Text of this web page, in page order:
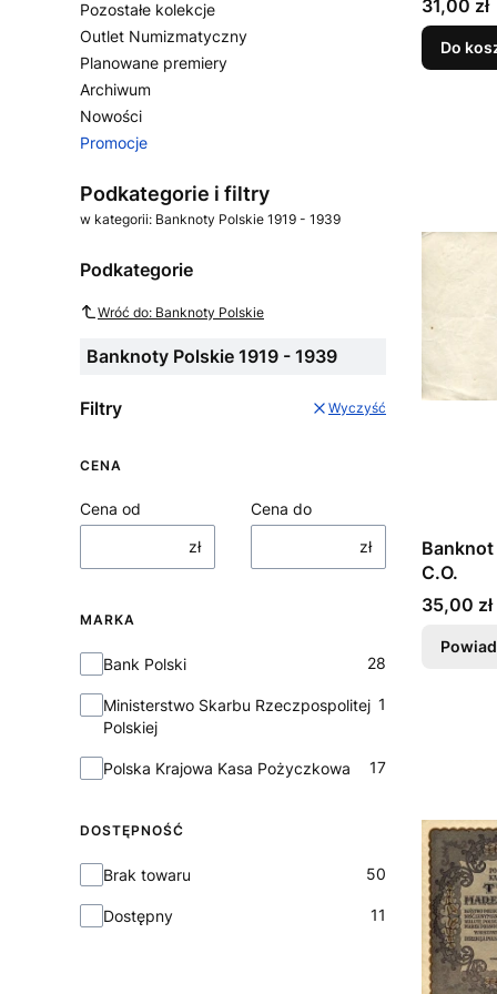
Pozostałe kolekcje
Outlet Numizmatyczny
Planowane premiery
Archiwum
Nowości
Promocje
Podkategorie i filtry
w kategorii: Banknoty Polskie 1919 - 1939
Podkategorie
Wróć do: Banknoty Polskie
Banknoty Polskie 1919 - 1939
Filtry Wyczyść
CENA
Cena od
zł
Cena do
zł
MARKA
MarkaBank Polski 28
Ministerstwo Skarbu Rzeczpospolitej
Polskiej
1
Polska Krajowa Kasa Pożyczkowa 17
DOSTĘPNOŚĆ
Dostępność
Brak towaru 50
Dostępny 11
Cena
31,00 zł
Do
Banknot
C.O.
Cena
35,00 zł